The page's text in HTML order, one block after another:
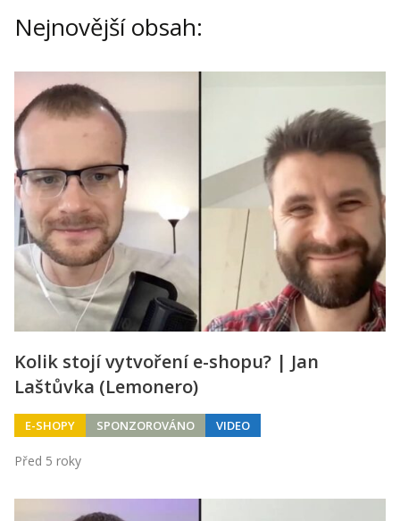
Nejnovější obsah:
Kolik stojí vytvoření e-shopu? | Jan
Laštůvka (Lemonero)
E-SHOPY SPONZOROVÁNO VIDEO
Před 5 roky